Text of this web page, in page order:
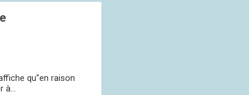
qu"en raison
à...